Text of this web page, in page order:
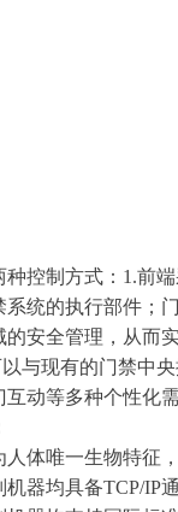
制方式：1.前端
统的执行部件；
的安全管理，从而
与现有的门禁中
互动等多种个性化
唯一生物特征，
均具备TCP/IP通